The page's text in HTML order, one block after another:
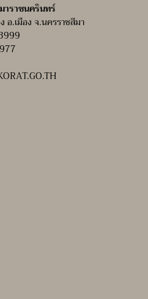
าราชนครินทร์
อ.เมือง จ.นครราชสีมา